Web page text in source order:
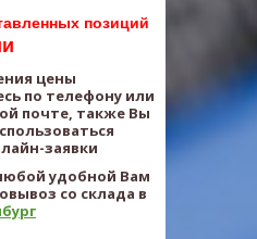
позиций
цены
по телефону или
почте, также Вы
заявки
удобной Вам
со склада в